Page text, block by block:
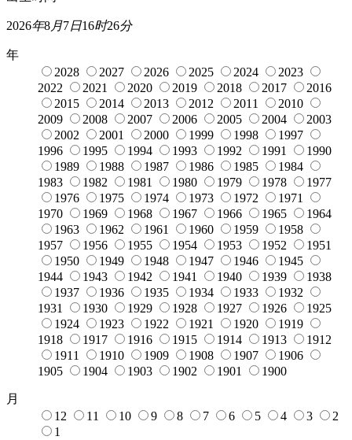
2026年8月7日16时26分
年
2028
2027 2026 2025 2024
2023
2022
2021 2020 2019 2018 2017
2016
2015
2014 2013 2012 2011
2010
2009
2008 2007 2006 2005 2004
2003
2002
2001 2000 1999 1998
1997
1996
1995 1994 1993 1992 1991
1990
1989
1988 1987 1986 1985
1984
1983
1982 1981 1980 1979 1978
1977
1976
1975 1974 1973 1972
1971
1970
1969 1968 1967 1966 1965
1964
1963
1962 1961 1960 1959
1958
1957
1956 1955 1954 1953 1952
1951
1950
1949 1948 1947 1946
1945
1944
1943 1942 1941 1940 1939
1938
1937
1936 1935 1934 1933
1932
1931
1930 1929 1928 1927 1926
1925
1924
1923 1922 1921 1920
1919
1918
1917 1916 1915 1914 1913
1912
1911
1910 1909 1908 1907
1906
1905
1904 1903 1902 1901 1900
月
12
11 10 9 8 7 6 5 4 3
2
1